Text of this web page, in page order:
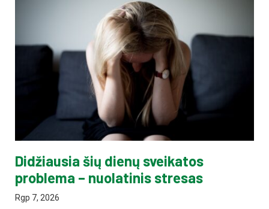
Didžiausia šių dienų sveikatos
problema – nuolatinis stresas
Rgp 7, 2026